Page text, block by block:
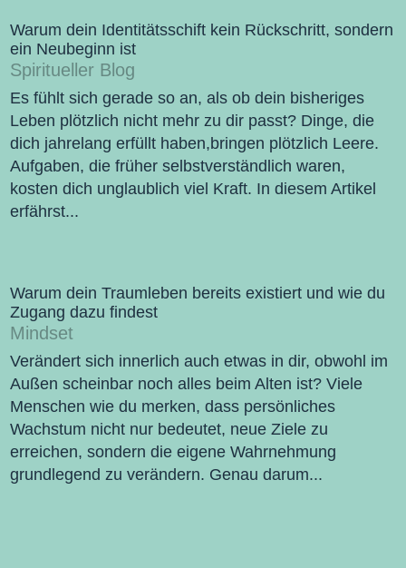
Warum dein Identitätsschift kein Rückschritt, sondern
ein Neubeginn ist
Spiritueller Blog
Es fühlt sich gerade so an, als ob dein bisheriges
Leben plötzlich nicht mehr zu dir passt? Dinge, die
dich jahrelang erfüllt haben,bringen plötzlich Leere.
Aufgaben, die früher selbstverständlich waren,
kosten dich unglaublich viel Kraft. In diesem Artikel
erfährst...
Warum dein Traumleben bereits existiert und wie du
Zugang dazu findest
Mindset
Verändert sich innerlich auch etwas in dir, obwohl im
Außen scheinbar noch alles beim Alten ist? Viele
Menschen wie du merken, dass persönliches
Wachstum nicht nur bedeutet, neue Ziele zu
erreichen, sondern die eigene Wahrnehmung
grundlegend zu verändern. Genau darum...